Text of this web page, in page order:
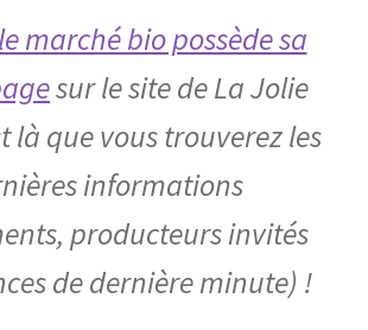
le marché bio possède sa
sur le site de La Jolie
là que vous trouverez les
informations
producteurs invités
de dernière minute) !